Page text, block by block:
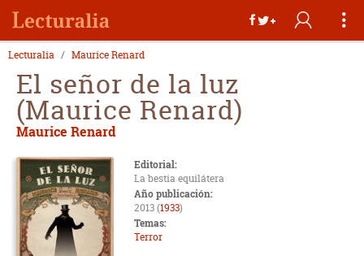
Lecturalia Maurice Renard
El señor de la luz
(Maurice Renard)
Maurice Renard
Editorial:
La bestia equilátera
Año publicación:
2013 (1933)
Temas:
Terror